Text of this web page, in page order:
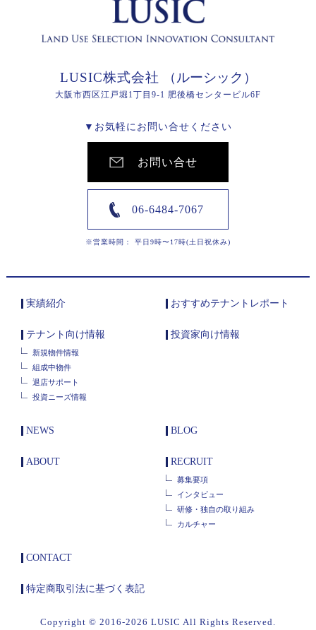
LUSIC株式会社 （ルーシック）
大阪市西区江戸堀1丁目9-1 肥後橋センタービル6F
▼お気軽にお問い合せください
お問い合せ
06-6484-7067
※営業時間： 平日9時〜17時(土日祝休み)
実績紹介 おすすめテナントレポート
テナント向け情報
新規物件情報
組成中物件
退店サポート
投資ニーズ情報
投資家向け情報
NEWS BLOG
ABOUT RECRUIT
募集要項
インタビュー
研修・独自の取り組み
カルチャー
CONTACT
特定商取引法に基づく表記
Copyright © 2016-2026 LUSIC All Rights Reserved.